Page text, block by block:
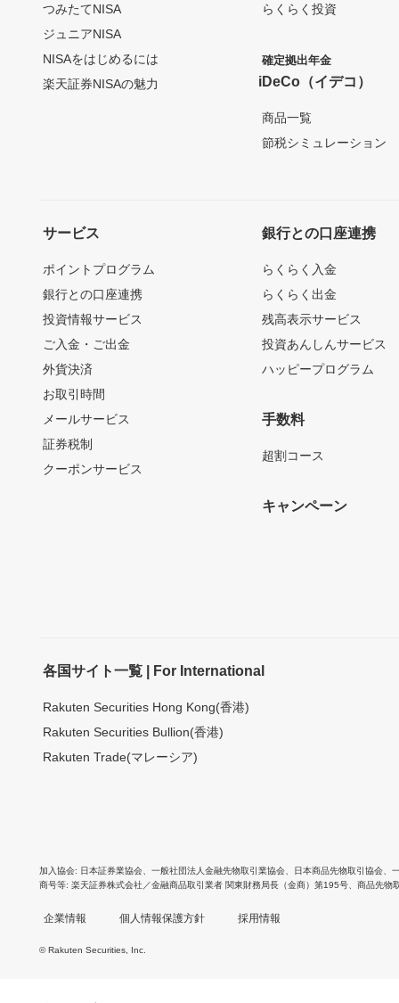
つみたてNISA
ジュニアNISA
NISAをはじめるには
楽天証券NISAの魅力
らくらく投資
確定拠出年金
iDeCo（イデコ）
商品一覧
節税シミュレーション
サービス
ポイントプログラム
銀行との口座連携
投資情報サービス
ご入金・ご出金
外貨決済
お取引時間
メールサービス
証券税制
クーポンサービス
銀行との口座連携
らくらく入金
らくらく出金
残高表示サービス
投資あんしんサービス
ハッピープログラム
手数料
超割コース
キャンペーン
各国サイト一覧 | For International
Rakuten Securities Hong Kong(香港)
Rakuten Securities Bullion(香港)
Rakuten Trade(マレーシア)
加入協会 日本証券業協会 一般社団法人金融先物取引業協会 日本商品先物取引協会
商号等 楽天証券株式会社／金融商品取引業者 関東財務局長（金商）第195号、商品先物
企業情報 個人情報保護方針 採用情報
© Rakuten Securities, Inc.